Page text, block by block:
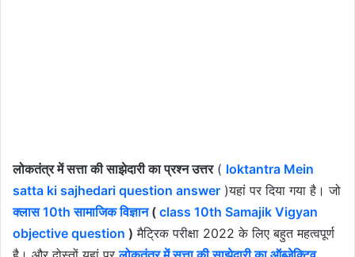
लोकतंत्र में सत्ता की साझेदारी का प्रश्न उत्तर( loktantra Mein
satta ki sajhedari question answer )यहां पर दिया गया है। जो
क्लास 10th सामाजिक विज्ञान ( class 10th Samajik Vigyan
objective question ) मैट्रिक परीक्षा 2022 के लिए बहुत महत्वपूर्ण